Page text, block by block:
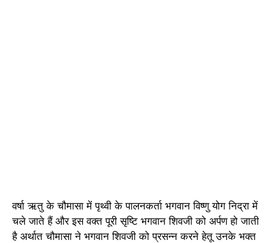
वर्षा ऋतु के चौमासा में पृथ्वी के पालनकर्ता भगवान विष्णु योग निद्रा में
चले जाते हैं और इस वक्त पूरी सृष्टि भगवान शिवजी को अर्पण हो जाती
है अर्थात चौमासा ने भगवान शिवजी को प्रसन्न करने हेतू उनके भक्त